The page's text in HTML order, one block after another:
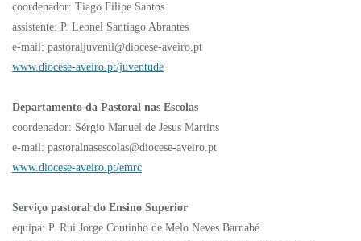
coordenador: Tiago Filipe Santos
assistente: P. Leonel Santiago Abrantes
e-mail: pastoraljuvenil@diocese-aveiro.pt
www.diocese-aveiro.pt/juventude
Departamento da Pastoral nas Escolas
coordenador: Sérgio Manuel de Jesus Martins
e-mail: pastoralnasescolas@diocese-aveiro.pt
www.diocese-aveiro.pt/emrc
Serviço pastoral do Ensino Superior
equipa: P. Rui Jorge Coutinho de Melo Neves Barnabé